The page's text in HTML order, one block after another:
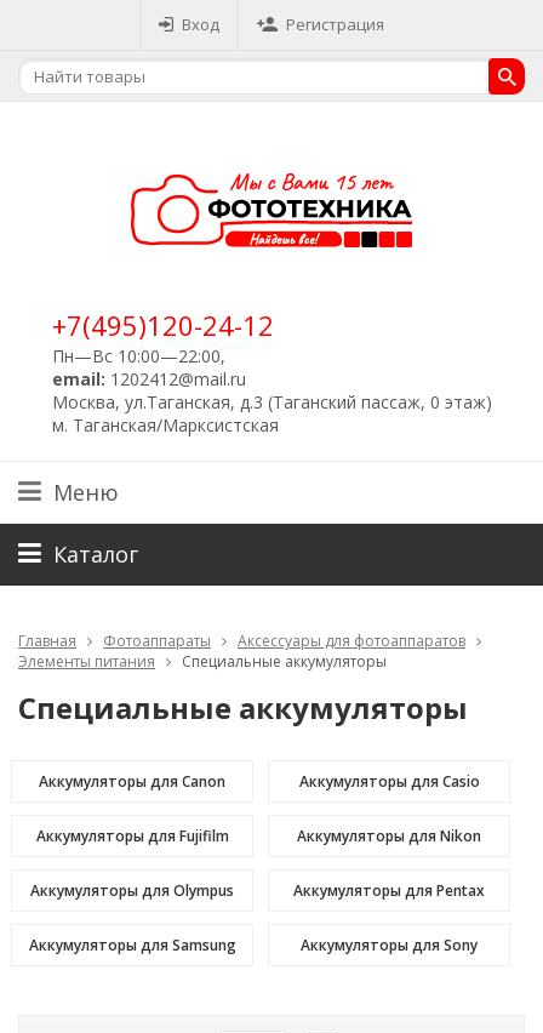
Вход Регистрация
+7(495)120-24-12
Пн—Вс 10:00—22:00,
email: 1202412@mail.ru
Москва, ул.Таганская, д.3 (Таганский пассаж, 0 этаж)
м. Таганская/Марксистская
Меню
Каталог
Главная Фотоаппараты
Аксессуары для фотоаппаратов
Элементы питания
Специальные аккумуляторы
Специальные аккумуляторы
Аккумуляторы для Canon Аккумуляторы для Casio
Аккумуляторы для Fujifilm Аккумуляторы для Nikon
Аккумуляторы для Olympus Аккумуляторы для Pentax
Аккумуляторы для Samsung Аккумуляторы для Sony